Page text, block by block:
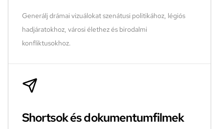
Generálj drámai vizuálokat szenátusi politikához, légiós
hadjáratokhoz, városi élethez és birodalmi
konfliktusokhoz.
Shortsok és dokumentumfilmek